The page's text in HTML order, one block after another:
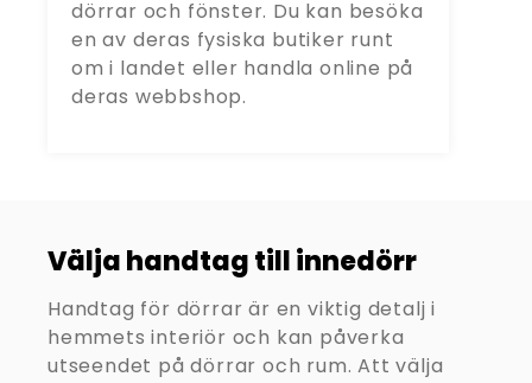
dörrar och fönster. Du kan besöka
en av deras fysiska butiker runt
om i landet eller handla online på
deras webbshop.
Välja handtag till innedörr
Handtag för dörrar är en viktig detalj i
hemmets interiör och kan påverka
utseendet på dörrar och rum. Att välja